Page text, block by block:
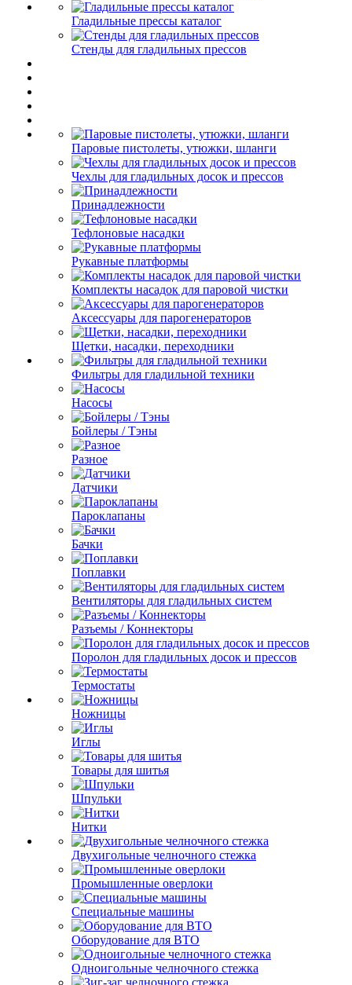
Гладильные прессы каталог
Стенды для гладильных прессов
Паровые пистолеты, утюжки, шланги
Чехлы для гладильных досок и прессов
Принадлежности
Тефлоновые насадки
Рукавные платформы
Комплекты насадок для паровой чистки
Аксессуары для парогенераторов
Щетки, насадки, переходники
Фильтры для гладильной техники
Насосы
Бойлеры / Тэны
Разное
Датчики
Пароклапаны
Бачки
Поплавки
Вентиляторы для гладильных систем
Разъемы / Коннекторы
Поролон для гладильных досок и прессов
Термостаты
Ножницы
Иглы
Товары для шитья
Шпульки
Нитки
Двухигольные челночного стежка
Промышленные оверлоки
Специальные машины
Оборудование для ВТО
Одноигольные челночного стежка